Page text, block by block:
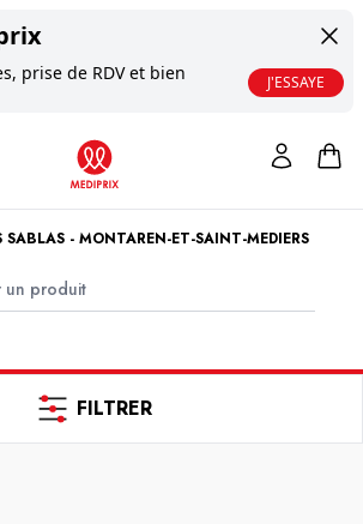
prise de RDV et bien
J'ESSAYE
SABLAS - MONTAREN-ET-SAINT-MEDIERS
FILTRER